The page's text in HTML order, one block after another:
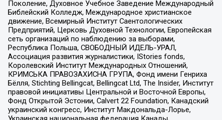
Поколение, Духовное Учебное Заведение Международный
Библейский Колледж, Международное христианское
движение, Всемирный Институт Саентологических
Предприятий, Церковь Духовной Технологии, Европейская
сеть организаций по наблюдению за выборами,
Республика Польша, СВОБОДНЫЙ ИДЕЛЬ-УРАЛ,
Ассоциация развития журналистики, IStories fonds,
Королевский Институт Международных Отношений,
КРИМСЬКА ПРАВОЗАХИСНА ГРУПА, Фонд имени Генриха
Бёлля, Stichting Bellingcat, Bellingcat Ltd, The Insider, Институт
правовой инициативы Центральной и Восточной Европы,
Фонд Открытой Эстонии, Calvert 22 Foundation, Канадский
украинский конгресс, Институт Макдональда-Лорье,